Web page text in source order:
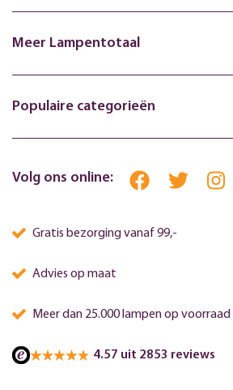
Meer Lampentotaal
Populaire categorieën
Volg ons online:
Gratis bezorging vanaf 99,-
Advies op maat
Meer dan 25.000 lampen op voorraad
4.57 uit 2853 reviews